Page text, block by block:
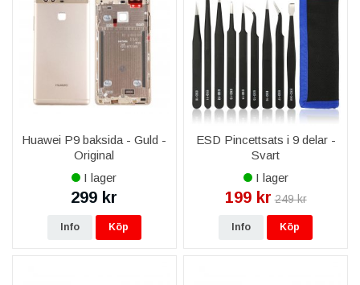
Huawei P9 baksida - Guld -
Original
I lager
299 kr
Info Köp
ESD Pincettsats i 9 delar -
Svart
I lager
199 kr 249 kr
Info Köp